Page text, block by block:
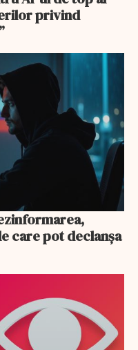
privind
care pot declanşa